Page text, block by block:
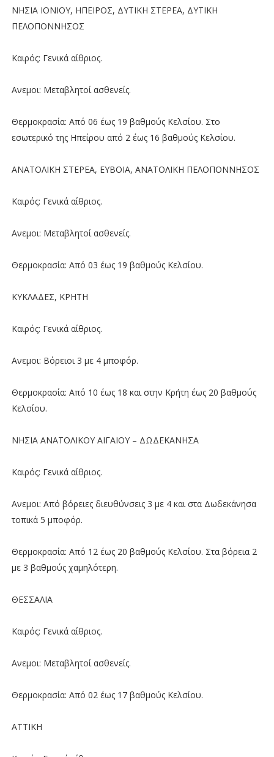
ΝΗΣΙΑ ΙΟΝΙΟΥ, ΗΠΕΙΡΟΣ, ΔΥΤΙΚΗ ΣΤΕΡΕΑ, ΔΥΤΙΚΗ
ΠΕΛΟΠΟΝΝΗΣΟΣ
Καιρός: Γενικά αίθριος.
Ανεμοι: Μεταβλητοί ασθενείς.
Θερμοκρασία: Από 06 έως 19 βαθμούς Κελσίου. Στο
εσωτερικό της Ηπείρου από 2 έως 16 βαθμούς Κελσίου.
ΑΝΑΤΟΛΙΚΗ ΣΤΕΡΕΑ, ΕΥΒΟΙΑ, ΑΝΑΤΟΛΙΚΗ ΠΕΛΟΠΟΝΝΗΣΟΣ
Καιρός: Γενικά αίθριος.
Ανεμοι: Μεταβλητοί ασθενείς.
Θερμοκρασία: Από 03 έως 19 βαθμούς Κελσίου.
ΚΥΚΛΑΔΕΣ, ΚΡΗΤΗ
Καιρός: Γενικά αίθριος.
Ανεμοι: Βόρειοι 3 με 4 μποφόρ.
Θερμοκρασία: Από 10 έως 18 και στην Κρήτη έως 20 βαθμούς
Κελσίου.
ΝΗΣΙΑ ΑΝΑΤΟΛΙΚΟΥ ΑΙΓΑΙΟΥ – ΔΩΔΕΚΑΝΗΣΑ
Καιρός: Γενικά αίθριος.
Ανεμοι: Από βόρειες διευθύνσεις 3 με 4 και στα Δωδεκάνησα
τοπικά 5 μποφόρ.
Θερμοκρασία: Από 12 έως 20 βαθμούς Κελσίου. Στα βόρεια 2
με 3 βαθμούς χαμηλότερη.
ΘΕΣΣΑΛΙΑ
Καιρός: Γενικά αίθριος.
Ανεμοι: Μεταβλητοί ασθενείς.
Θερμοκρασία: Από 02 έως 17 βαθμούς Κελσίου.
ΑΤΤΙΚΗ